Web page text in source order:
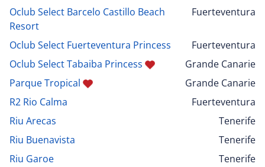
Oclub Select Barcelo Castillo Beach
Resort
Fuerteventura
Oclub Select Fuerteventura Princess
Fuerteventura
Oclub Select Tabaiba Princess
Grande Canarie
Parque Tropical
Grande Canarie
R2 Rio Calma
Fuerteventura
Riu Arecas
Tenerife
Riu Buenavista
Tenerife
Riu Garoe
Tenerife